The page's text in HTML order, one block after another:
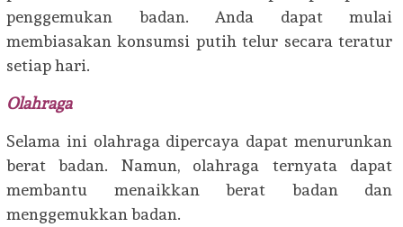
penggemukan badan. Anda dapat mulai
membiasakan konsumsi putih telur secara teratur
setiap hari.
Olahraga
Selama ini olahraga dipercaya dapat menurunkan
berat badan. Namun, olahraga ternyata dapat
membantu menaikkan berat badan dan
menggemukkan badan.